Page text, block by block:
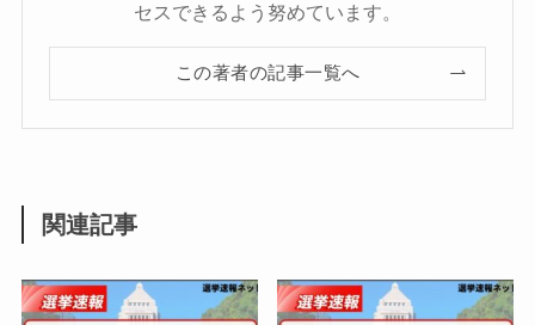
セスできるよう努めています。
この著者の記事一覧へ
関連記事